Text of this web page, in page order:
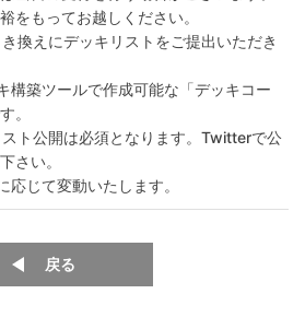
をもってお越しください。
換えにデッキリストをご提出いただき
構築ツールで作成可能な「デッキコー
。
ト公開は必須となります。Twitterで公
さい。
じて変動いたします。
戻る